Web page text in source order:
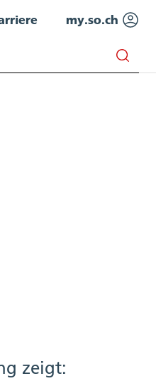
my.so.ch
zeigt: